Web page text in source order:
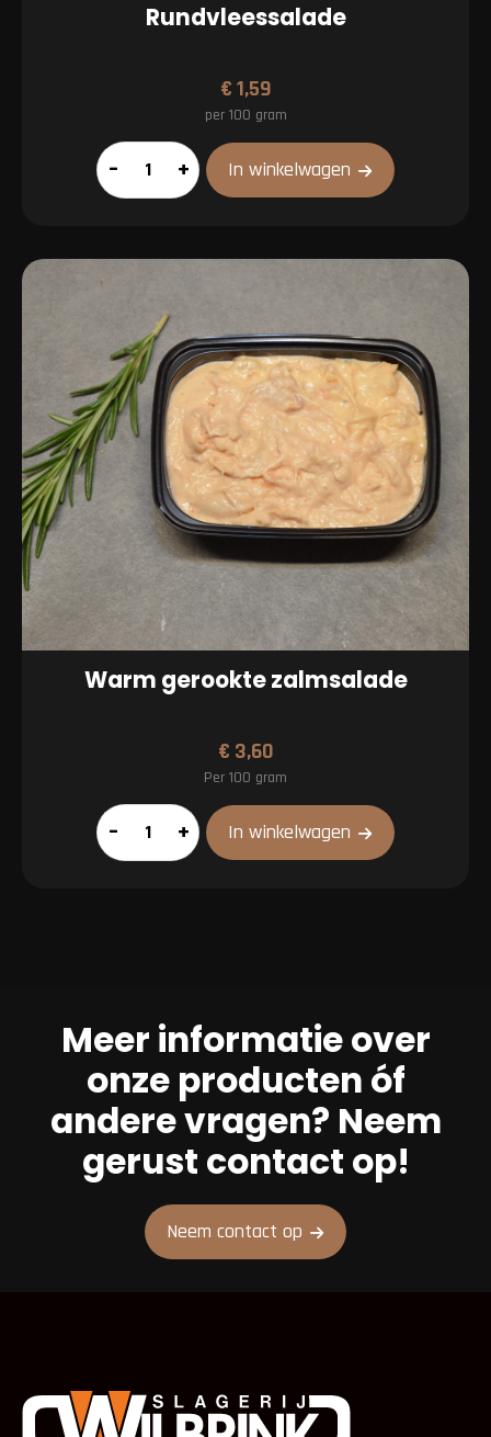
Rundvleessalade
€1,59
per 100 gram
Rundvleessalade
aantal
– + In winkelwagen
Warm gerookte zalmsalade
€ 3,60
Per 100 gram
Warm
gerookte
– + In winkelwagen
Meer informatie over
onze producten óf
andere vragen? Neem
gerust contact op!
Neem contact op